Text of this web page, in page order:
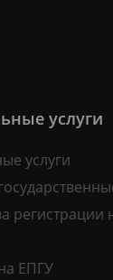
услуги
услуги
регистрации
ЕПГУ